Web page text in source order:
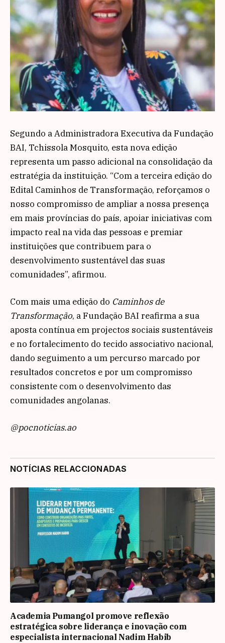
Segundo a Administradora Executiva da Fundação
BAI, Tchissola Mosquito, esta nova edição
representa um passo adicional na consolidação da
estratégia da instituição. “Com a terceira edição do
Edital Caminhos de Transformação, reforçamos o
nosso compromisso de ampliar a nossa presença
em mais províncias do país, apoiar iniciativas com
impacto real na vida das pessoas e premiar
instituições que contribuem para o
desenvolvimento sustentável das suas
comunidades”, afirmou.
Com mais uma edição do Caminhos de
Transformação, a Fundação BAI reafirma a sua
aposta contínua em projectos sociais sustentáveis
e no fortalecimento do tecido associativo nacional,
dando seguimento a um percurso marcado por
resultados concretos e por um compromisso
consistente com o desenvolvimento das
comunidades angolanas.
@pocnoticias.ao
NOTÍCIAS RELACCIONADAS
Academia Pumangol promove reflexão
estratégica sobre liderança e inovação com
especialista internacional Nadim Habib